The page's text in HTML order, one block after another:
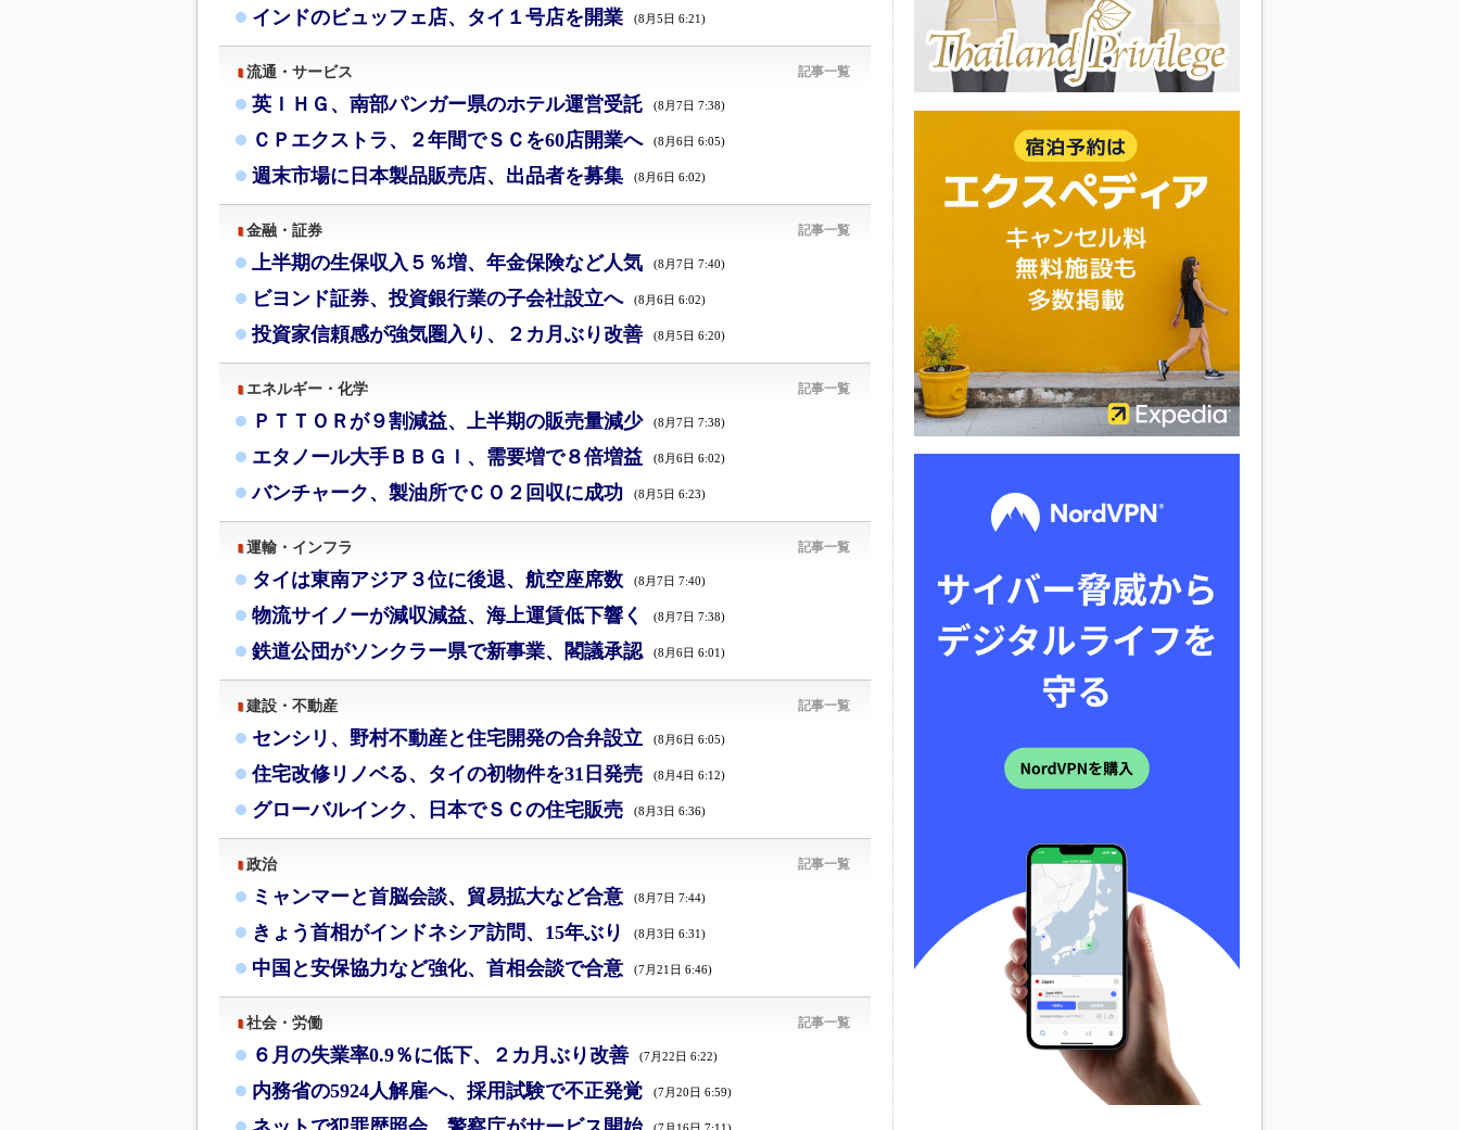
インドのビュッフェ店、タイ１号店を開業 (8月5日 6:21)
流通・サービス 記事一覧
英ＩＨＧ、南部パンガー県のホテル運営受託 (8月7日 7:38)
ＣＰエクストラ、２年間でＳＣを60店開業へ (8月6日 6:05)
週末市場に日本製品販売店、出品者を募集 (8月6日 6:02)
金融・証券 記事一覧
上半期の生保収入５％増、年金保険など人気 (8月7日 7:40)
ビヨンド証券、投資銀行業の子会社設立へ (8月6日 6:02)
投資家信頼感が強気圏入り、２カ月ぶり改善 (8月5日 6:20)
エネルギー・化学 記事一覧
ＰＴＴＯＲが９割減益、上半期の販売量減少 (8月7日 7:38)
エタノール大手ＢＢＧＩ、需要増で８倍増益 (8月6日 6:02)
バンチャーク、製油所でＣＯ２回収に成功 (8月5日 6:23)
運輸・インフラ 記事一覧
タイは東南アジア３位に後退、航空座席数 (8月7日 7:40)
物流サイノーが減収減益、海上運賃低下響く (8月7日 7:38)
鉄道公団がソンクラー県で新事業、閣議承認 (8月6日 6:01)
建設・不動産 記事一覧
センシリ、野村不動産と住宅開発の合弁設立 (8月6日 6:05)
住宅改修リノベる、タイの初物件を31日発売 (8月4日 6:12)
グローバルインク、日本でＳＣの住宅販売 (8月3日 6:36)
政治 記事一覧
ミャンマーと首脳会談、貿易拡大など合意 (8月7日 7:44)
きょう首相がインドネシア訪問、15年ぶり (8月3日 6:31)
中国と安保協力など強化、首相会談で合意 (7月21日 6:46)
社会・労働 記事一覧
６月の失業率0.9％に低下、２カ月ぶり改善 (7月22日 6:22)
内務省の5924人解雇へ、採用試験で不正発覚 (7月20日 6:59)